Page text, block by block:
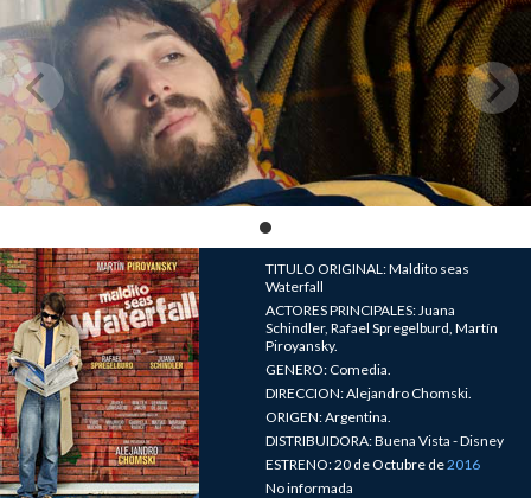
TITULO ORIGINAL: Maldito seas
Waterfall
ACTORES PRINCIPALES: Juana
Schindler, Rafael Spregelburd, Martín
Piroyansky.
GENERO: Comedia.
DIRECCION: Alejandro Chomski.
ORIGEN: Argentina.
DISTRIBUIDORA: Buena Vista - Disney
ESTRENO: 20 de Octubre de2016
No informada